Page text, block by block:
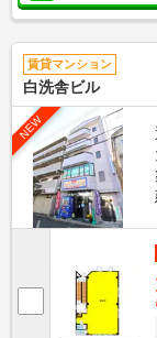
賃貸マンション
白洗舎ビル
NEW